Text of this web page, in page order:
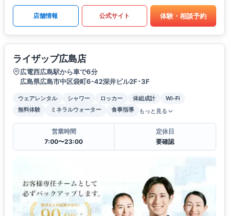
店舗情報 公式サイト 体験・相談予約
ライザップ広島店
広電西広島駅から車で6分
広島県広島市中区袋町6-42深井ビル2F･3F
ウェアレンタル シャワー ロッカー 体組成計
Wi-Fi
無料体験
ミネラルウォーター 食事指導 もっと見る
営業時間
7:00〜23:00
定休日
要確認